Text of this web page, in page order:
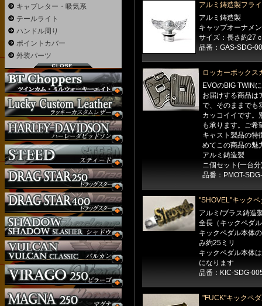
アルミ鋳造製フラ
アルミ鋳造製
キャップオーナメ
サイズ：長さ約27
品番：GAS-SDG-
ロッカーボックス
EVOのBIG TWIN
お届けする商品は
で、そのままでも
カッコイイです。
も承ります。ご希
キャスト製品の特
めてこの商品の魅
アルミ鋳造製
ニ個セット(一台
品番：PMOT-
"SHOVEL"キックペ
アルミ/ブラス鋳造
全長（キックペダ
キックペダル本体
み約25ミリ
キックペダル本体
になります
品番：KIC-SDG-
"FUCK"キックペ
キャブレター・吸気系
テールライト
ハンドル周り
ポイントカバー
外装パーツ